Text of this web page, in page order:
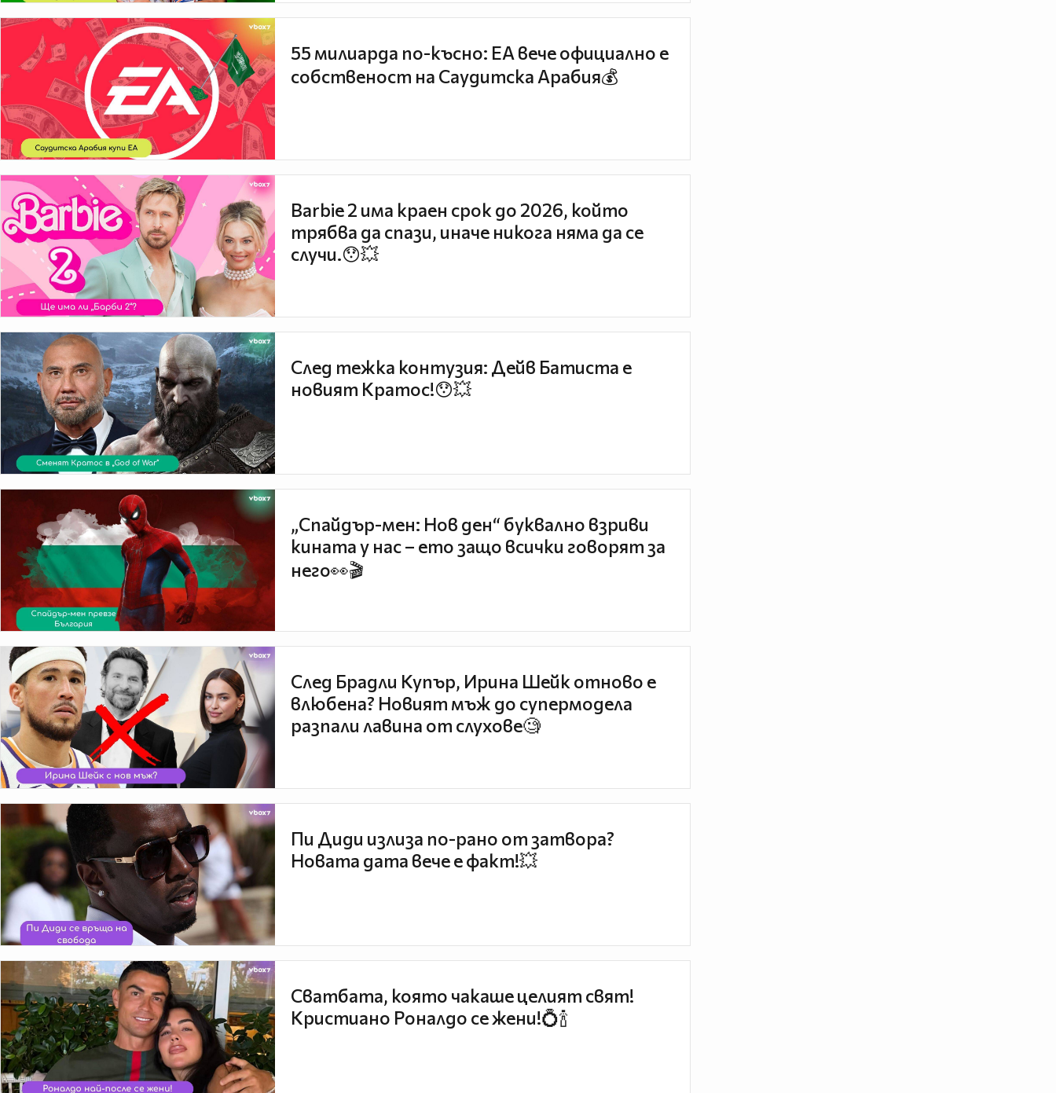
55 милиарда по-късно: EA вече официално е
собственост на Саудитска Арабия💰
Barbie 2 има краен срок до 2026, който
трябва да спази, иначе никога няма да се
случи.😯💥
След тежка контузия: Дейв Батиста е
новият Кратос!😯💥
„Спайдър-мен: Нов ден“ буквално взриви
кината у нас – ето защо всички говорят за
него👀🎬
След Брадли Купър, Ирина Шейк отново е
влюбена? Новият мъж до супермодела
разпали лавина от слухове🧐
Пи Диди излиза по-рано от затвора?
Новата дата вече е факт!💥
Сватбата, която чакаше целият свят!
Кристиано Роналдо се жени!💍🍾